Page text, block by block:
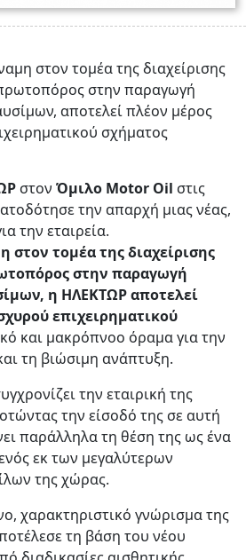
στον τομέα της διαχείρισης
στην παραγωγή
αποτελεί πλέον μέρος
σχήματος
στον Όμιλο Motor Oil στις
την απαρχή μιας νέας,
την εταιρεία.
στον τομέα της διαχείρισης
στην παραγωγή
η ΗΛΕΚΤΩΡ αποτελεί
επιχειρηματικού
και μακρόπνοο όραμα για την
τη βιώσιμη ανάπτυξη.
την εταιρική της
την είσοδό της σε αυτή
παράλληλα τη θέση της ως ένα
εκ των μεγαλύτερων
της χώρας.
χαρακτηριστικό γνώρισμα της
τη βάση του νέου